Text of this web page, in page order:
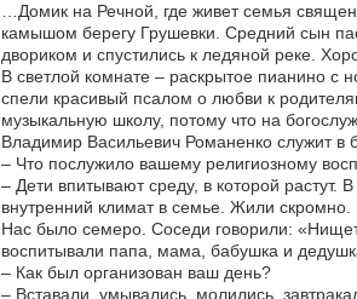
…Домик на Речной, где живет семья
камышом берегу Грушевки. Средний сын
двориком и спустились к ледяной реке.
В светлой комнате – раскрытое пианино с
спели красивый псалом о любви к
музыкальную школу, потому что на
Владимир Васильевич Романенко служит в
– Что послужило вашему религиозному
– Дети впитывают среду, в которой растут.
внутренний климат в семье. Жили
Нас было семеро. Соседи говорили:
воспитывали папа, мама, бабушка и
– Как был организован ваш день?
– Вставали, умывались, молились,